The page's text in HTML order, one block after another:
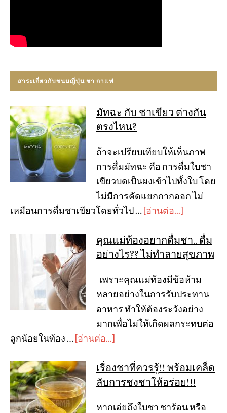
สาระเกี่ยวกับขนมญี่ปุ่น ชา กาแฟ
มัทฉะ กับ ชาเขียว ต่างกัน
ตรงไหน?
ถ้าจะเปรียบเทียบให้เห็นภาพ
การดื่มมัทฉะ คือ การดื่มใบชา
เขียวบดเป็นผงเข้าไปทั้งใบ โดย
ไม่มีการคัดแยกกากออก ไม่
เหมือนการดื่มชาเขียวโดยทั่วไป …[อ่านต่อ...]
คุณแม่ท้องอยากดื่มชา.. ดื่ม
อย่างไร?? ไม่ทำลายสุขภาพ
เพราะคุณแม่ท้องมีข้อห้าม
หลายอย่างในการรับประทาน
อาหาร ทำให้ต้องระวังอย่าง
มากเพื่อไม่ให้เกิดผลกระทบต่อ
ลูกน้อยในท้อง …[อ่านต่อ...]
เรื่องชาที่ควรรู้!! พร้อมเคล็ด
ลับการชงชาให้อร่อย!!!
หากเอ่ยถึงใบชา ชาร้อน หรือ